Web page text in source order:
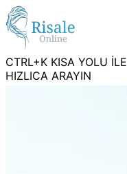
CTRL+K KISA YOLU İLE
HIZLICA ARAYIN